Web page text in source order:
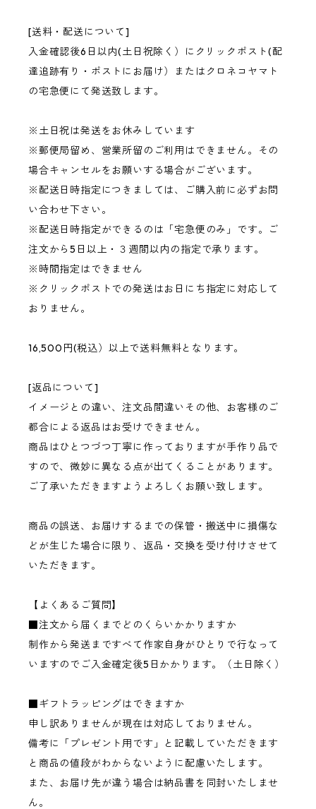
[送料・配送について]
入金確認後6日以内(土日祝除く）にクリックポスト(配
達追跡有り・ポストにお届け）またはクロネコヤマト
の宅急便にて発送致します。
※土日祝は発送をお休みしています
※郵便局留め、営業所留のご利用はできません。その
場合キャンセルをお願いする場合がございます。
※配送日時指定につきましては、ご購入前に必ずお問
い合わせ下さい。
※配送日時指定ができるのは「宅急便のみ」です。ご
注文から5日以上・３週間以内の指定で承ります。
※時間指定はできません
※クリックポストでの発送はお日にち指定に対応して
おりません。
16,500円(税込）以上で送料無料となります。
[返品について]
イメージとの違い、注文品間違いその他、お客様のご
都合による返品はお受けできません。
商品はひとつづつ丁寧に作っておりますが手作り品で
すので、微妙に異なる点が出てくることがあります。
ご了承いただきますようよろしくお願い致します。
商品の誤送、お届けするまでの保管・搬送中に損傷な
どが生じた場合に限り、返品・交換を受け付けさせて
いただきます。
【よくあるご質問】
■注文から届くまでどのくらいかかりますか
制作から発送まですべて作家自身がひとりで行なって
いますのでご入金確定後5日かかります。（土日除く）
■ギフトラッピングはできますか
申し訳ありませんが現在は対応しておりません。
備考に「プレゼント用です」と記載していただきます
と商品の値段がわからないように配慮いたします。
また、お届け先が違う場合は納品書を同封いたしませ
ん。